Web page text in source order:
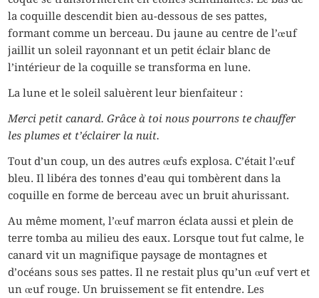
la coquille descendit bien au-dessous de ses pattes,
formant comme un berceau. Du jaune au centre de l’œuf
jaillit un soleil rayonnant et un petit éclair blanc de
l’intérieur de la coquille se transforma en lune.
La lune et le soleil saluèrent leur bienfaiteur :
Merci petit canard. Grâce à toi nous pourrons te chauffer
les plumes et t’éclairer la nuit.
Tout d’un coup, un des autres œufs explosa. C’était l’œuf
bleu. Il libéra des tonnes d’eau qui tombèrent dans la
coquille en forme de berceau avec un bruit ahurissant.
Au même moment, l’œuf marron éclata aussi et plein de
terre tomba au milieu des eaux. Lorsque tout fut calme, le
canard vit un magnifique paysage de montagnes et
d’océans sous ses pattes. Il ne restait plus qu’un œuf vert et
un œuf rouge. Un bruissement se fit entendre. Les